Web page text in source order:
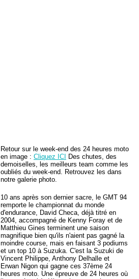
Retour sur le week-end des 24 heures moto
en image : Cliquez ICI
Des chutes, des
demoiselles, les meilleurs team comme les
oubliés du week-end. Retrouvez les dans
notre galerie photo.
10 ans après son dernier sacre, le GMT 94
remporte le championnat du monde
d'endurance, David Checa, déjà titré en
2004, accompagné de Kenny Foray et de
Matthieu Gines terminent une saison
magnifique bien qu'ils n'aient pas gagné la
moindre course, mais en faisant 3 podiums
et un top 10 à Suzuka. C'est la Suzuki de
Vincent Philippe, Anthony Delhalle et
Erwan Nigon qui gagne ces 37ème 24
heures moto. Une épreuve de 24 heures où